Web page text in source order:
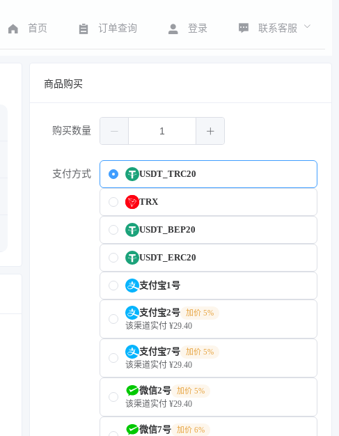
首页 订单查询 登录 联系客服
商品购买
购买数量
支付方式 USDT_TRC20
TRX
USDT_BEP20
USDT_ERC20
支付宝1号
支付宝2号 加价 5%
该渠道实付 ¥29.40
支付宝7号 加价 5%
该渠道实付 ¥29.40
微信2号 加价 5%
该渠道实付 ¥29.40
微信7号 加价 6%